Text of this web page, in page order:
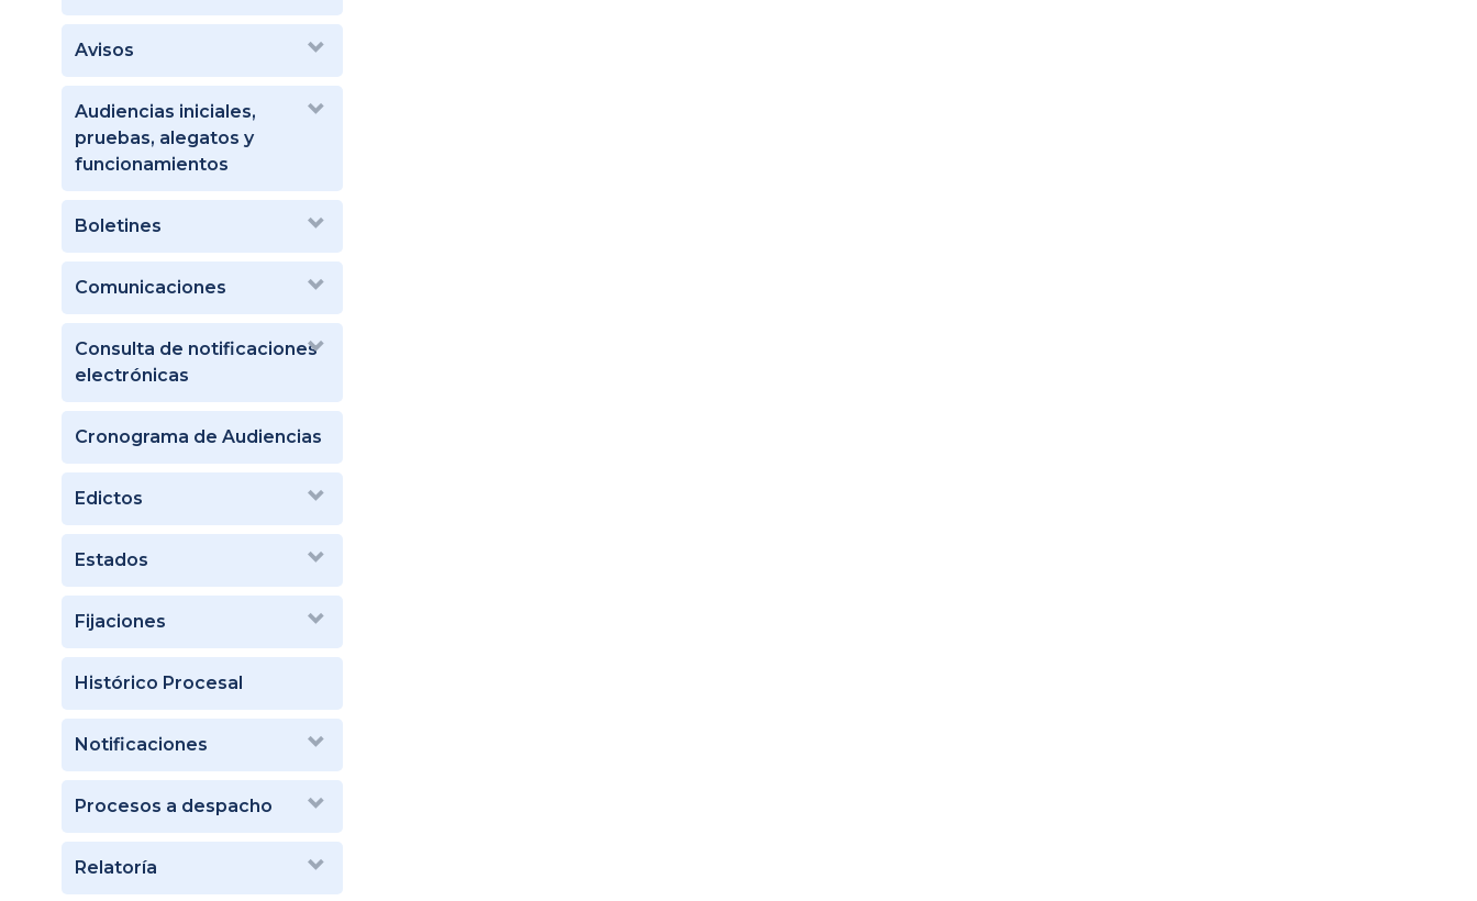
Avisos
Audiencias iniciales,
pruebas, alegatos y
funcionamientos
Boletines
Comunicaciones
Consulta de notificaciones
electrónicas
Cronograma de Audiencias
Edictos
Estados
Fijaciones
Histórico Procesal
Notificaciones
Procesos a despacho
Relatoría